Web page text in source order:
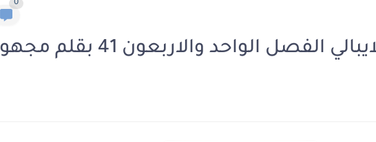
0
الفصل الواحد والاربعون 41 بقلم مجهول